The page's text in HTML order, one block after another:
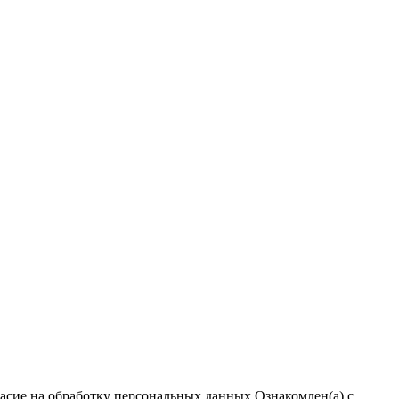
на обработку персональных данных Ознакомлен(а) с